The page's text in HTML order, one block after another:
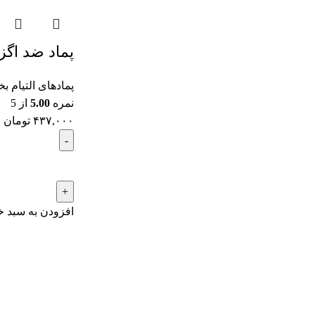
پماد ضد
پمادهای التیام
نمره5.00 از 5
۴۳۷,۰۰۰ تومان
افزودن به سبد